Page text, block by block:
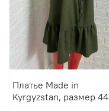
Платье Made in
Kyrgyzstan, размер 44